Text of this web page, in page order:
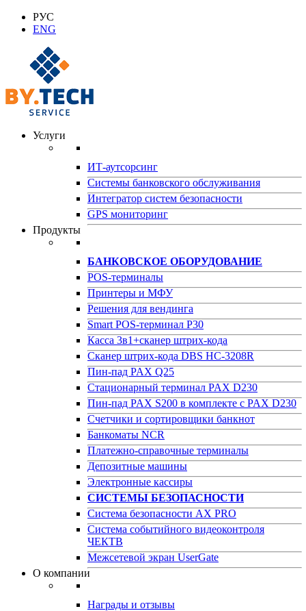
РУС
ENG
Услуги
ИТ-аутсорсинг
Системы банковского обслуживания
Интегратор систем безопасности
GPS мониторинг
Продукты
БАНКОВСКОЕ ОБОРУДОВАНИЕ
POS-терминалы
Принтеры и МФУ
Решения для вендинга
Smart POS-терминал P30
Касса 3в1+сканер штрих-кода
Сканер штрих-кода DBS HC-3208R
Пин-пад PAX Q25
Стационарный терминал PAX D230
Пин-пад PAX S200 в комплекте с PAX D230
Счетчики и сортировщики банкнот
Банкоматы NCR
Платежно-справочные терминалы
Депозитные машины
Электронные кассиры
СИСТЕМЫ БЕЗОПАСНОСТИ
Система безопасности AX PRO
Система событийного видеоконтроля
ЧЕКТВ
Межсетевой экран UserGate
О компании
Награды и отзывы